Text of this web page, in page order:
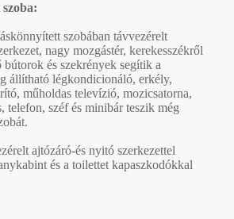
szobában távvezérelt
nagy mozgástér, kerekesszékről
és szekrények segítik a
állítható légkondicionáló, erkély,
műholdas televízió, mozicsatorna,
telefon, széf és minibár teszik még
ajtózáró-és nyitó szerkezettel
és a toilettet kapaszkodókkal